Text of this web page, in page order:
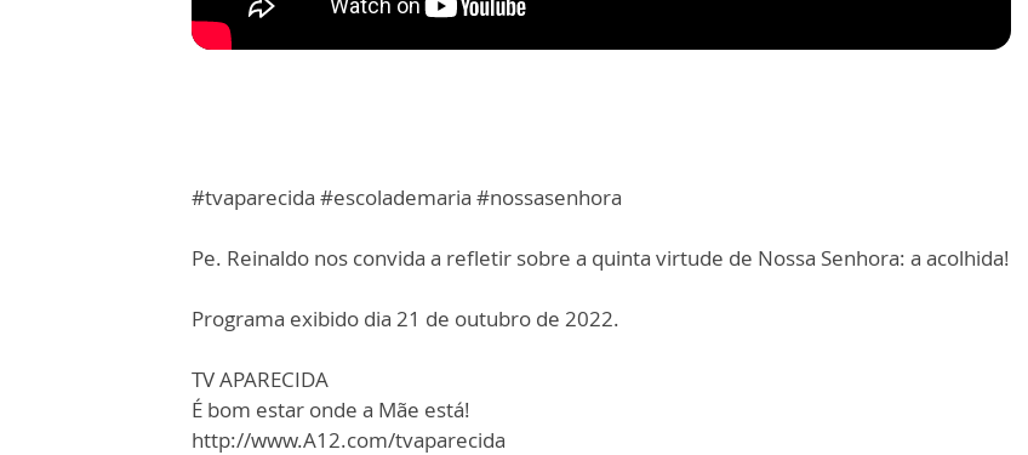
#tvaparecida #escolademaria #nossasenhora
Pe. Reinaldo nos convida a refletir sobre a quinta virtude de Nossa Senhora: a acolhida!
Programa exibido dia 21 de outubro de 2022.
TV APARECIDA
É bom estar onde a Mãe está!
http://www.A12.com/tvaparecida